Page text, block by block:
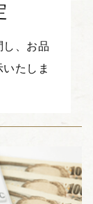
し、お品
たしま